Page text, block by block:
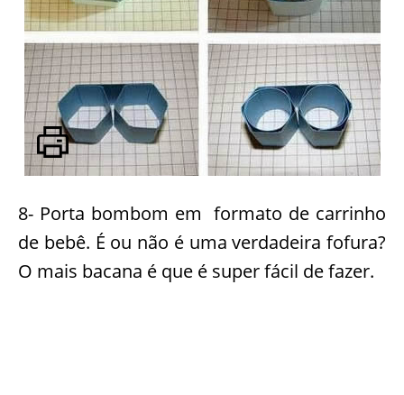
8- Porta bombom em formato de carrinho
de bebê. É ou não é uma verdadeira fofura?
O mais bacana é que é super fácil de fazer.